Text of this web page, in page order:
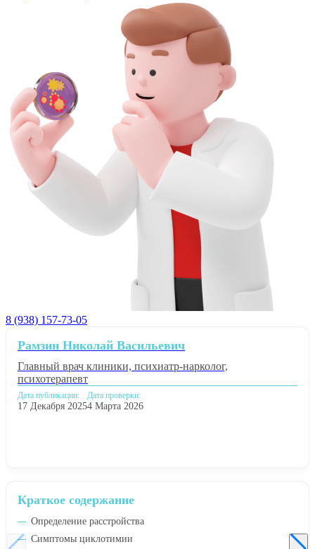
8 (938) 157-73-05
Краткое содержание
Определение расстройства
Симптомы циклотимии
Рамзин Николай Васильевич
Главный врач клиники, психиатр-нарколог,
психотерапевт
Дата публикации:
17 Декабря 2025
Дата проверки:
4 Марта 2026